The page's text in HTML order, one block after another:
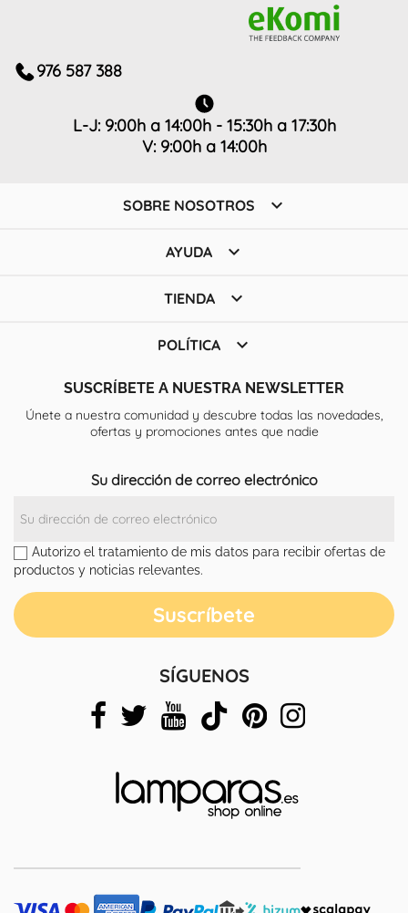
976 587 388
L-J: 9:00h a 14:00h - 15:30h a 17:30h
V: 9:00h a 14:00h
SOBRE NOSOTROS 
AYUDA 
TIENDA 
POLÍTICA 
SUSCRÍBETE A NUESTRA NEWSLETTER
Únete a nuestra comunidad y descubre todas las novedades,
ofertas y promociones antes que nadie
Su dirección de correo electrónico
Autorizo el tratamiento de mis datos para recibir ofertas de
productos y noticias relevantes.
SÍGUENOS